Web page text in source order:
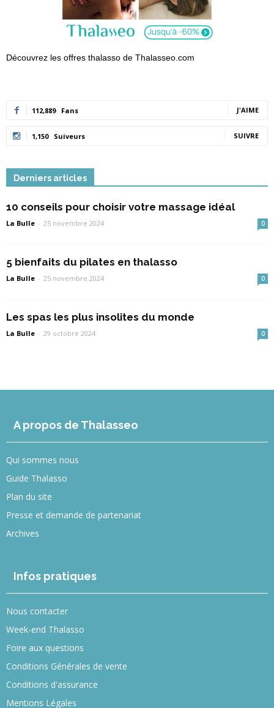
Découvrez les offres thalasso de Thalasseo.com
112,889 Fans J'AIME
1,150 Suiveurs SUIVRE
Derniers articles
10 conseils pour choisir votre massage idéal
La Bulle - 25 novembre 2024 0
5 bienfaits du pilates en thalasso
La Bulle - 25 novembre 2024 0
Les spas les plus insolites du monde
La Bulle - 29 octobre 2024 0
A propos de Thalasseo
Qui sommes nous
Guide Thalasso
Plan du site
Presse et demande de partenariat
Archives
Infos pratiques
Nous contacter
Week-end Thalasso
Foire aux questions
Conditions Générales de vente
Conditions d'assurance
Mentions Légales